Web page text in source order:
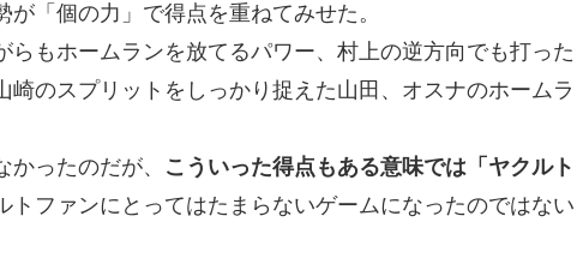
「個の力」で得点を重ねてみせた。
もホームランを放てるパワー、村上の逆方向でも打った
のスプリットをしっかり捉えた山田、オスナのホームラ
ったのだが、 こういった得点もある意味では「ヤクルト
トファンにとってはたまらないゲームになったのではない